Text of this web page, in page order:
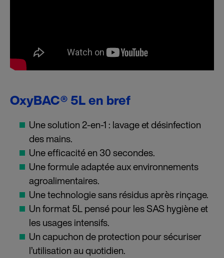
OxyBAC® 5L en bref
Une solution 2-en-1 : lavage et désinfection
des mains.
Une efficacité en 30 secondes.
Une formule adaptée aux environnements
agroalimentaires.
Une technologie sans résidus après rinçage.
Un format 5L pensé pour les SAS hygiène et
les usages intensifs.
Un capuchon de protection pour sécuriser
l’utilisation au quotidien.